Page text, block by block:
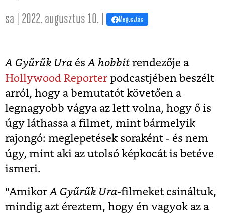
sa | 2022. augusztus 10. | Megosztás
A Gyűrűk Ura és A hobbitrendezője a
Hollywood Reporter podcastjében beszélt
arról, hogy a bemutatót követően a
legnagyobb vágya az lett volna, hogy ő is
úgy láthassa a filmet, mint bármelyik
rajongó: meglepetések soraként - és nem
úgy, mint aki az utolsó képkocát is betéve
ismeri.
“Amikor A Gyűrűk Ura-filmeket csináltuk,
mindig azt éreztem, hogy én vagyok az a